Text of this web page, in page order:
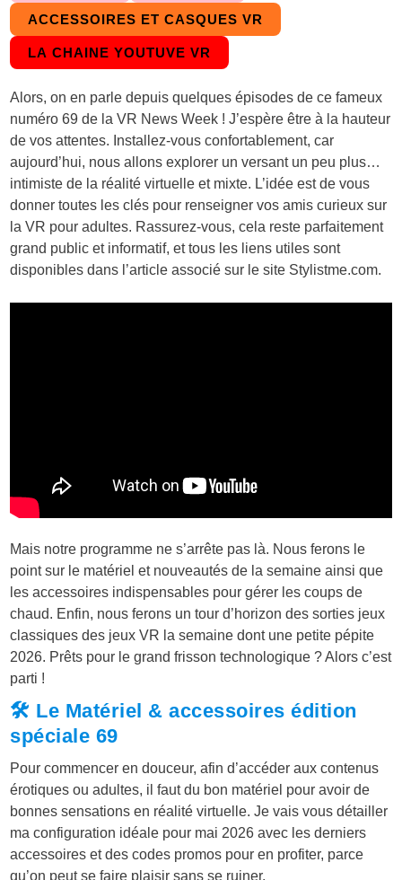
ACCESSOIRES ET CASQUES VR
LA CHAINE YOUTUVE VR
Alors, on en parle depuis quelques épisodes de ce fameux
numéro 69 de la VR News Week ! J’espère être à la hauteur
de vos attentes. Installez-vous confortablement, car
aujourd’hui, nous allons explorer un versant un peu plus…
intimiste de la réalité virtuelle et mixte. L’idée est de vous
donner toutes les clés pour renseigner vos amis curieux sur
la VR pour adultes. Rassurez-vous, cela reste parfaitement
grand public et informatif, et tous les liens utiles sont
disponibles dans l’article associé sur le site Stylistme.com.
Mais notre programme ne s’arrête pas là. Nous ferons le
point sur le matériel et nouveautés de la semaine ainsi que
les accessoires indispensables pour gérer les coups de
chaud. Enfin, nous ferons un tour d’horizon des sorties jeux
classiques des jeux VR la semaine dont une petite pépite
2026. Prêts pour le grand frisson technologique ? Alors c’est
parti !
🛠️ Le Matériel & accessoires édition
spéciale 69
Pour commencer en douceur, afin d’accéder aux contenus
érotiques ou adultes, il faut du bon matériel pour avoir de
bonnes sensations en réalité virtuelle. Je vais vous détailler
ma configuration idéale pour mai 2026 avec les derniers
accessoires et des codes promos pour en profiter, parce
qu’on peut se faire plaisir sans se ruiner.